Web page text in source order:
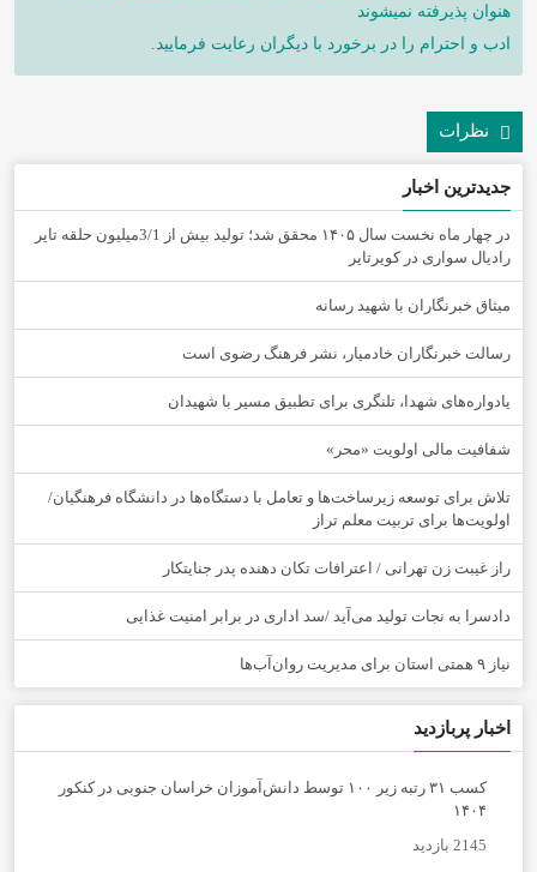
هنوان پذیرفته نمیشوند
ادب و احترام را در برخورد با دیگران رعایت فرمایید.
نظرات
جدیدترین اخبار
در چهار ماه نخست سال ۱۴۰۵ محقق شد؛ تولید بیش از 3/1میلیون حلقه تایر
رادیال سواری در کویرتایر
میثاق خبرنگاران با شهید رسانه
رسالت خبرنگاران خادمیار، نشر فرهنگ رضوی است
یادواره‌های شهدا، تلنگری برای تطبیق مسیر با شهیدان
شفافیت مالی اولویت «محر»
تلاش برای توسعه زیرساخت‌ها و تعامل با دستگاه‌ها در دانشگاه فرهنگیان/
اولویت‌ها برای تربیت معلم تراز
راز غیبت زن تهرانی / اعترافات تکان دهنده پدر جنایتکار
دادسرا به نجات تولید می‌آید /سد اداری در برابر امنیت غذایی
نیاز ۹ همتی استان برای مدیریت روان‌آب‌ها
اخبار پربازدید
کسب ۳۱ رتبه زیر ۱۰۰ توسط دانش‌آموزان خراسان جنوبی در کنکور
۱۴۰۴
2145 بازدید